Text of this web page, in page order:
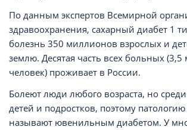
По данным экспертов Всемирной
здравоохранения, сахарный диабет 1
болезнь 350 миллионов взрослых и
землю. Десятая часть всех больных
человек) проживает в России.
Болеют люди любого возраста, но
детей и подростков, поэтому
называют ювенильным диабетом. У